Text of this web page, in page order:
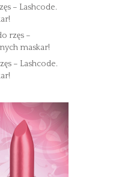
– Lashcode.
rzęs –
maskar!
– Lashcode.